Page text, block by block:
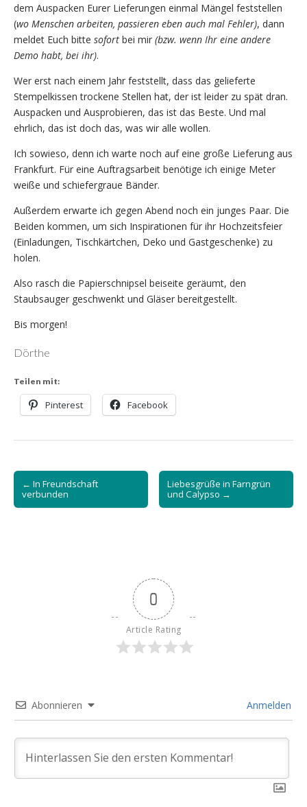
dem Auspacken Eurer Lieferungen einmal Mängel feststellen
(wo Menschen arbeiten, passieren eben auch mal Fehler), dann
meldet Euch bitte sofort bei mir (bzw. wenn Ihr eine andere
Demo habt, bei ihr).
Wer erst nach einem Jahr feststellt, dass das gelieferte
Stempelkissen trockene Stellen hat, der ist leider zu spät dran.
Auspacken und Ausprobieren, das ist das Beste. Und mal
ehrlich, das ist doch das, was wir alle wollen.
Ich sowieso, denn ich warte noch auf eine große Lieferung aus
Frankfurt. Für eine Auftragsarbeit benötige ich einige Meter
weiße und schiefergraue Bänder.
Außerdem erwarte ich gegen Abend noch ein junges Paar. Die
Beiden kommen, um sich Inspirationen für ihr Hochzeitsfeier
(Einladungen, Tischkärtchen, Deko und Gastgeschenke) zu
holen.
Also rasch die Papierschnipsel beiseite geräumt, den
Staubsauger geschwenkt und Gläser bereitgestellt.
Bis morgen!
Dörthe
Teilen mit:
Pinterest Facebook
Post
navigation
← In Freundschaft
verbunden
Liebesgrüße in Farngrün
und Calypso →
0
Article Rating
Abonnieren Anmelden